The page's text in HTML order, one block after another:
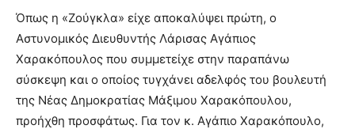
Όπως η «Ζούγκλα» είχε αποκαλύψει πρώτη, ο
Αστυνομικός Διευθυντής Λάρισας Αγάπιος
Χαρακόπουλος που συμμετείχε στην παραπάνω
σύσκεψη και ο οποίος τυγχάνει αδελφός του βουλευτή
της Νέας Δημοκρατίας Μάξιμου Χαρακόπουλου,
προήχθη προσφάτως. Για τον κ. Αγάπιο Χαρακόπουλο,